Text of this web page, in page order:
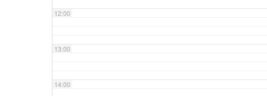
12:00
13:00
14:00